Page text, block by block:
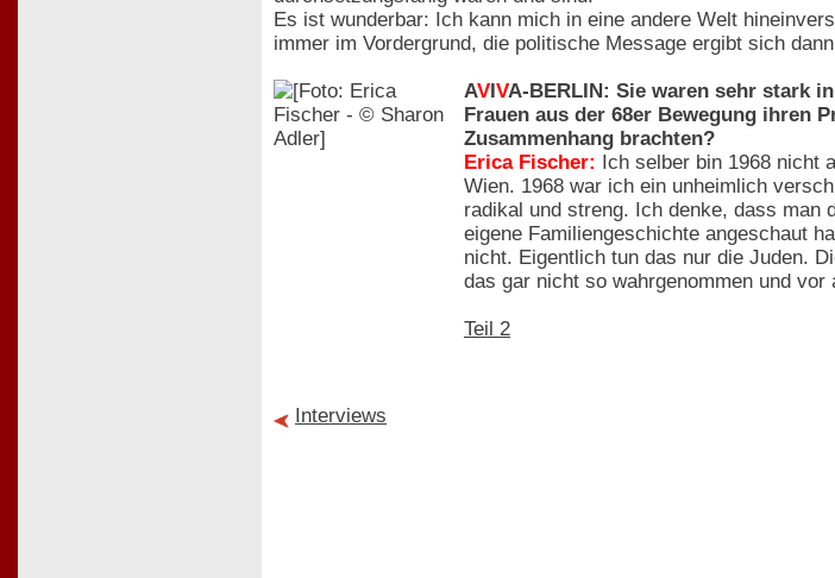
Es ist wunderbar: Ich kann mich in eine andere Welt
immer im Vordergrund, die politische Message ergibt sich
AVIVA-BERLIN: Sie waren sehr stark
Frauen aus der 68er Bewegung ihren
Zusammenhang brachten?
Erica Fischer: Ich selber bin 1968 nicht
Wien. 1968 war ich ein unheimlich
radikal und streng. Ich denke, dass man
eigene Familiengeschichte angeschaut
nicht. Eigentlich tun das nur die Juden.
das gar nicht so wahrgenommen und
Teil 2
Interviews